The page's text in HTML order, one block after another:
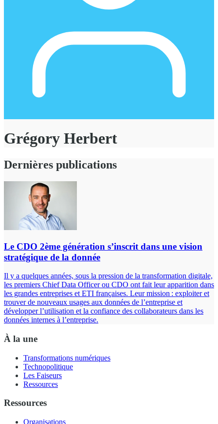
Grégory Herbert
Dernières publications
Le CDO 2ème génération s’inscrit dans une vision
stratégique de la donnée
Il y a quelques années, sous la pression de la transformation digitale,
les premiers Chief Data Officer ou CDO ont fait leur apparition dans
les grandes entreprises et ETI françaises. Leur mission : exploiter et
trouver de nouveaux usages aux données de l’entreprise et
développer l’utilisation et la confiance des collaborateurs dans les
données internes à l’entreprise.
À la une
Transformations numériques
Technopolitique
Les Faiseurs
Ressources
Ressources
Organisations